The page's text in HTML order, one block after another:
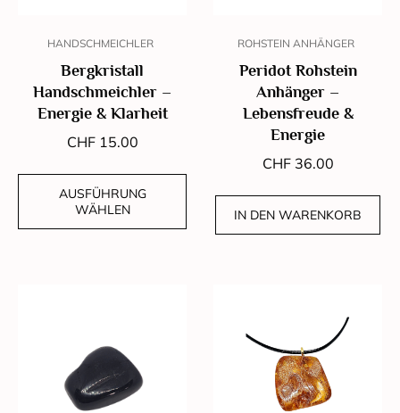
HANDSCHMEICHLER
Bergkristall
Handschmeichler –
Energie & Klarheit
CHF15.00
AUSFÜHRUNG
WÄHLEN
ROHSTEIN ANHÄNGER
Peridot Rohstein
Anhänger –
Lebensfreude &
Energie
CHF36.00
IN DEN WARENKORB